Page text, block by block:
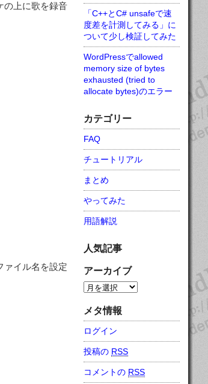
の上に歌を録音
ァイル名を設定
「C++とC# unsafeで速
度差を計測してみる」に
ついて少し検証してみた
WordPressでallowed
memory size of bytes
exhausted (tried to
allocate bytes)のエラー
カテゴリー
FAQ
チュートリアル
まとめ
やってみた
用語解説
人気記事
アーカイブ
メタ情報
ログイン
投稿の RSS
コメントの RSS